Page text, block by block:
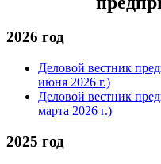
2026 год
Деловой вестник
июня 2026 г.)
Деловой вестник
марта 2026 г.)
2025 год